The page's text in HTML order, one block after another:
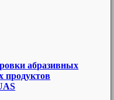
абразивных
продуктов